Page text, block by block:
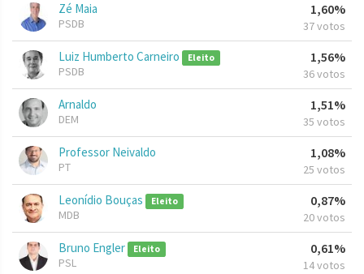
Zé Maia
PSDB
1,60%
37 votos
Luiz Humberto Carneiro Eleito
PSDB
1,56%
36 votos
Arnaldo
DEM
1,51%
35 votos
Professor Neivaldo
PT
1,08%
25 votos
Leonídio Bouças Eleito
MDB
0,87%
20 votos
Bruno Engler Eleito
PSL
0,61%
14 votos